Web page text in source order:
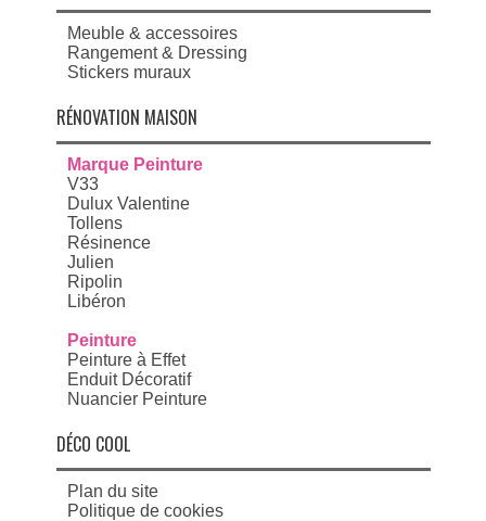
Meuble & accessoires
Rangement & Dressing
Stickers muraux
RÉNOVATION MAISON
Marque Peinture
V33
Dulux Valentine
Tollens
Résinence
Julien
Ripolin
Libéron
Peinture
Peinture à Effet
Enduit Décoratif
Nuancier Peinture
DÉCO COOL
Plan du site
Politique de cookies